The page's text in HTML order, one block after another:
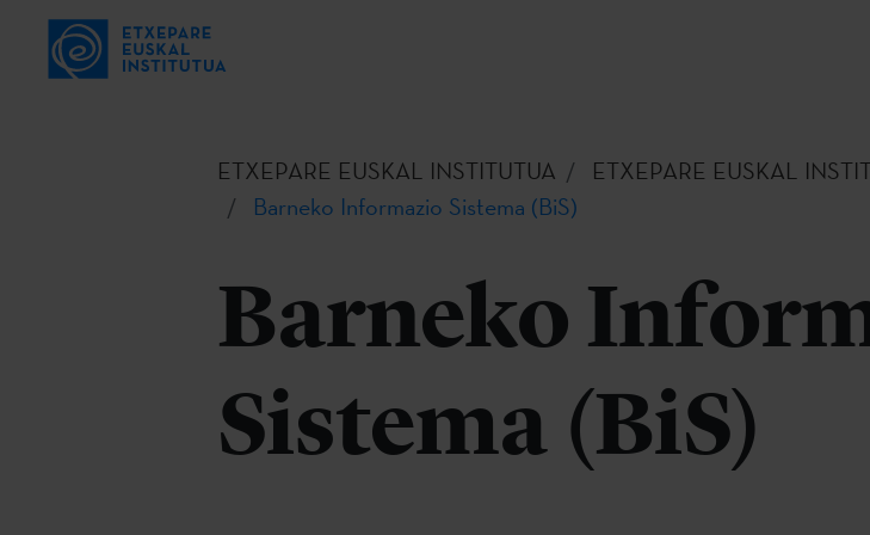
ETXEPARE EUSKAL INSTITUTUA ETXEPARE EUSKAL
Barneko Informazio Sistema (BiS)
Barneko
Sistema (BiS)